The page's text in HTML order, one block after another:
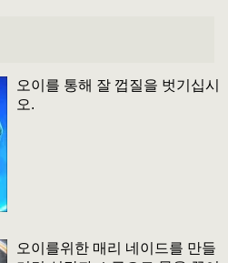
오이를 통해 잘 껍질을 벗기십시
오.
오이를위한 매리 네이드를 만들